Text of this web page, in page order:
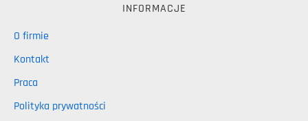
INFORMACJE
O firmie
Kontakt
Praca
Polityka prywatności